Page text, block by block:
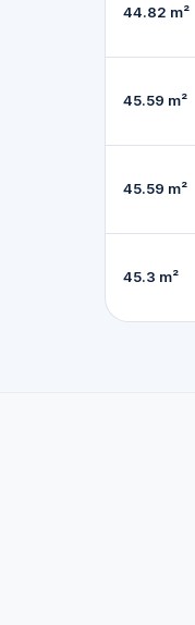
44.82 m²
45.59 m²
45.59 m²
45.3 m²